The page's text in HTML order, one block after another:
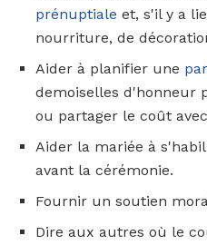
prénuptiale et, s'il y a
nourriture, de
Aider à planifier une
demoiselles d'honneur
ou partager le coût
Aider la mariée à
avant la cérémonie.
Fournir un soutien
Dire aux autres où le